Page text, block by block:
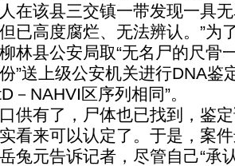
在该县三交镇一带发现一具
已高度腐烂、无法辨认。”为
林县公安局取“无名尸的尺骨
”送上级公安机关进行DNA鉴
－NAHVI区序列相同”。
有了，尸体也已找到，鉴定
看来可以认定了。于是，案
元告诉记者，尽管自己“承